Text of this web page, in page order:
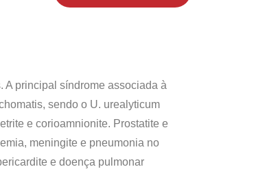
A principal síndrome associada à
sendo o U. urealyticum
e corioamnionite. Prostatite e
meningite e pneumonia no
e doença pulmonar